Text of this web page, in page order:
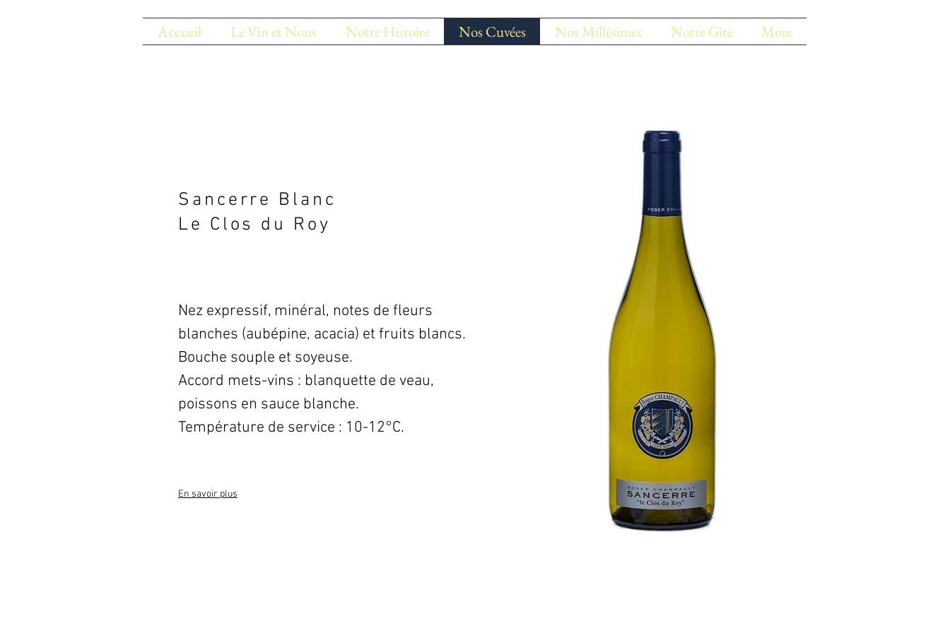
Accueil Le Vin et Nous Notre Histoire Nos Cuvées Nos Millésimes Notre Gîte More
Sancerre Blanc
Le Clos du Roy
Nez expressif, minéral, notes de fleurs
blanches (aubépine, acacia) et fruits blancs.
Bouche souple et soyeuse.
Accord mets-vins : blanquette de veau,
poissons en sauce blanche.
Température de service : 10-12°C.
En savoir plus